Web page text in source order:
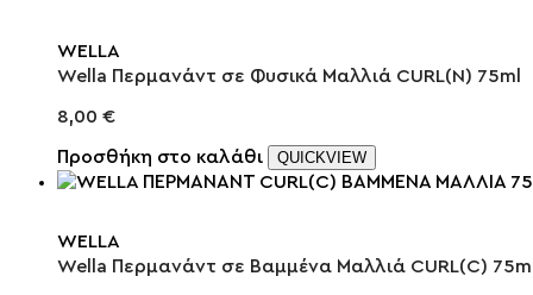
WELLA
Wella Περμανάντ σε Φυσικά Μαλλιά CURL(N) 75ml
8,00 €
Προσθήκη στο καλάθι QUICKVIEW
WELLA
Wella Περμανάντ σε Βαμμένα Μαλλιά CURL(C)